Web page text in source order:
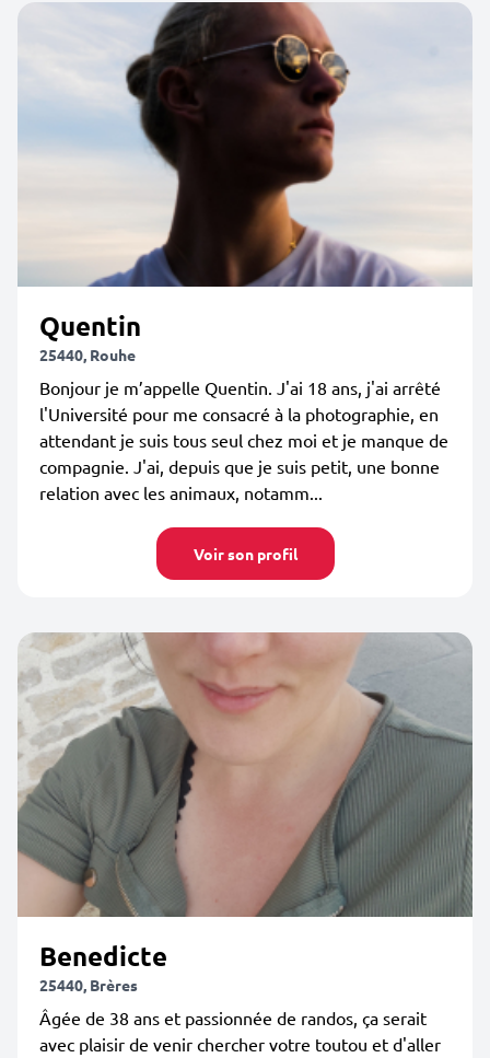
Quentin
25440, Rouhe
Bonjour je m’appelle Quentin. J'ai 18 ans, j'ai arrêté
l'Université pour me consacré à la photographie, en
attendant je suis tous seul chez moi et je manque de
compagnie. J'ai, depuis que je suis petit, une bonne
relation avec les animaux, notamm...
Voir son profil
Benedicte
25440, Brères
Âgée de 38 ans et passionnée de randos, ça serait
avec plaisir de venir chercher votre toutou et d'aller